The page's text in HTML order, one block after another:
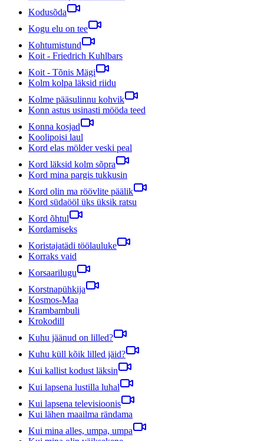
Kodusõda
Kogu elu on tee
Kohtumistund
Koit - Friedrich Kuhlbars
Koit - Tõnis Mägi
Kolm kolpa läksid riidu
Kolme pääsulinnu kohvik
Konn astus usinasti mööda teed
Konna kosjad
Koolipoisi laul
Kord elas mölder veski peal
Kord läksid kolm sõpra
Kord mina pargis tukkusin
Kord olin ma röövlite päälik
Kord südaööl üks üksik ratsu
Kord õhtul
Kordamiseks
Koristajatädi töölauluke
Korraks vaid
Korsaarilugu
Korstnapühkija
Kosmos-Maa
Krambambuli
Krokodill
Kuhu jäänud on lilled?
Kuhu küll kõik lilled jäid?
Kui kallist kodust läksin
Kui lapsena lustilla luhal
Kui lapsena televisioonis
Kui lähen maailma rändama
Kui mina alles, umpa, umpa